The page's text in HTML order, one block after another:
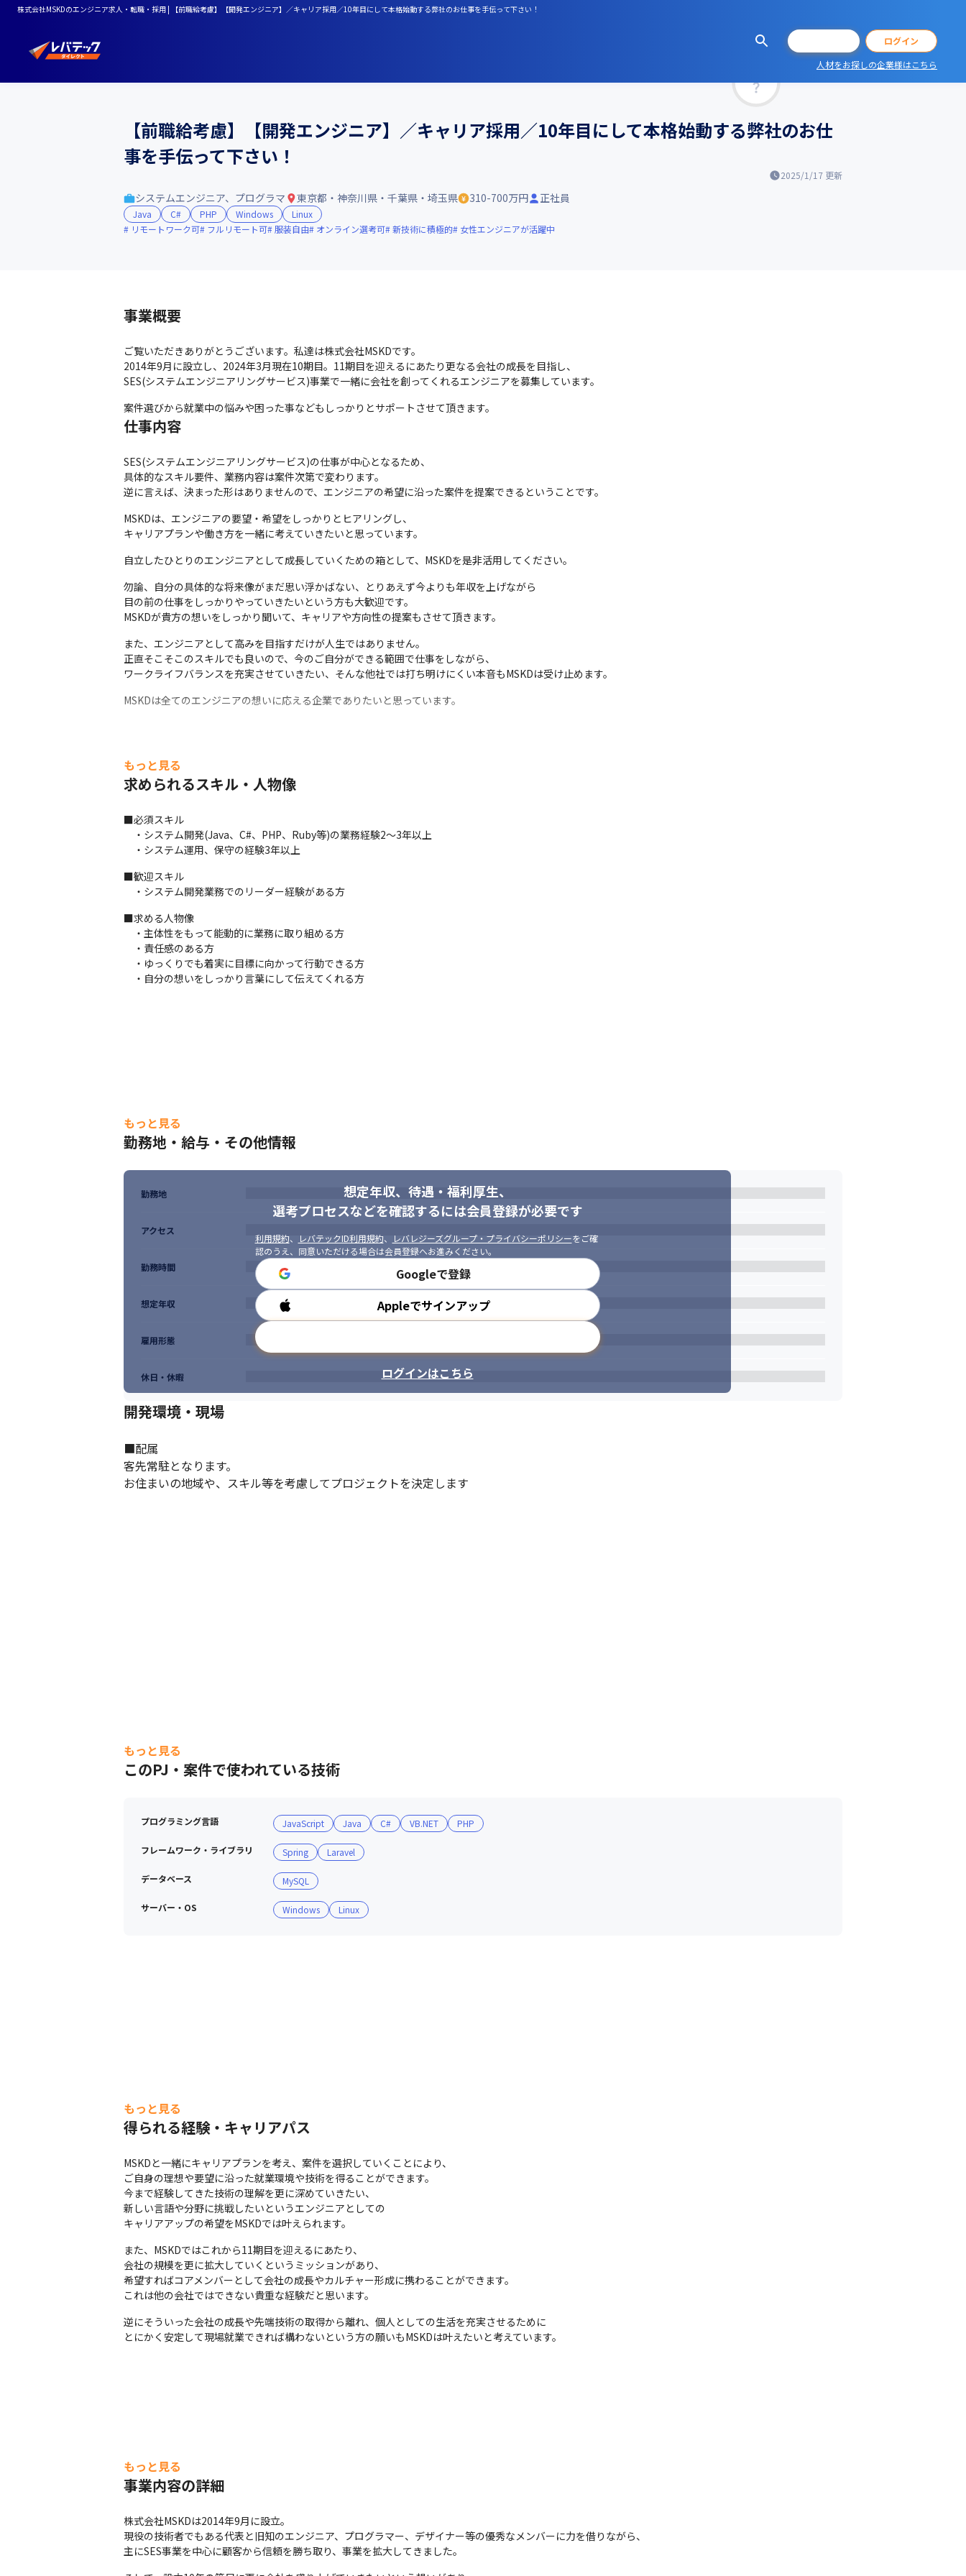
株式会社MSKDのエンジニア求人・転職・採用 | 【前職給考慮】【開発エンジニア】／キャリア採用／10年目にして本格始動する弊社のお仕事を手伝って下さい！
ログイン
人材をお探しの企業様はこちら
【前職給考慮】【開発エンジニア】／キャリア採用／10年目にして本格始動する弊社のお仕
事を手伝って下さい！
2025/1/17 更新
システムエンジニア、プログラマ 東京都・神奈川県・千葉県・埼玉県 310-700万円 正社員
Java C# PHP Windows
Linux
リモートワーク可
フルリモート可 服装自由 オンライン選考可 新技術に積極的 女性エンジニアが活躍中
事業概要
ご覧いただきありがとうございます。私達は株式会社MSKDです。
2014年9月に設立し、2024年3月現在10期目。11期目を迎えるにあたり更なる会社の成長を目指し、
SES(システムエンジニアリングサービス)事業で一緒に会社を創ってくれるエンジニアを募集しています。
案件選びから就業中の悩みや困った事などもしっかりとサポートさせて頂きます。
仕事内容
SES(システムエンジニアリングサービス)の仕事が中心となるため、
具体的なスキル要件、業務内容は案件次第で変わります。
逆に言えば、決まった形はありませんので、エンジニアの希望に沿った案件を提案できるということです。
MSKDは、エンジニアの要望・希望をしっかりとヒアリングし、
キャリアプランや働き方を一緒に考えていきたいと思っています。
自立したひとりのエンジニアとして成長していくための箱として、MSKDを是非活用してください。
勿論、自分の具体的な将来像がまだ思い浮かばない、とりあえず今よりも年収を上げながら
目の前の仕事をしっかりやっていきたいという方も大歓迎です。
MSKDが貴方の想いをしっかり聞いて、キャリアや方向性の提案もさせて頂きます。
また、エンジニアとして高みを目指すだけが人生ではありません。
正直そこそこのスキルでも良いので、今のご自分ができる範囲で仕事をしながら、
ワークライフバランスを充実させていきたい、そんな他社では打ち明けにくい本音もMSKDは受け止めます。
MSKDは全てのエンジニアの想いに応える企業でありたいと思っています。
もっと見る
求められるスキル・人物像
■必須スキル
・システム開発(Java、C#、PHP、Ruby等)の業務経験2～3年以上
・システム運用、保守の経験3年以上
■歓迎スキル
・システム開発業務でのリーダー経験がある方
■求める人物像
・主体性をもって能動的に業務に取り組める方
・責任感のある方
・ゆっくりでも着実に目標に向かって行動できる方
・自分の想いをしっかり言葉にして伝えてくれる方
もっと見る
勤務地・給与・その他情報
想定年収、待遇・福利厚生、
選考プロセスなどを確認するには会員登録が必要です
利用規約、 レバテックID利用規約、 レバレジーズグループ・プライバシーポリシーをご確
認のうえ、同意いただける場合は会員登録へお進みください。
Googleで登録
Appleでサインアップ
ログインはこちら
勤務地
アクセス
勤務時間
想定年収
雇用形態
休日・休暇
開発環境・現場
■配属
客先常駐となります。
お住まいの地域や、スキル等を考慮してプロジェクトを決定します
もっと見る
このPJ・案件で使われている技術
プログラミング言語 JavaScript Java C# VB.NET PHP
フレームワーク・ライブラリ Spring Laravel
データベース MySQL
サーバー・OS Windows Linux
もっと見る
得られる経験・キャリアパス
MSKDと一緒にキャリアプランを考え、案件を選択していくことにより、
ご自身の理想や要望に沿った就業環境や技術を得ることができます。
今まで経験してきた技術の理解を更に深めていきたい、
新しい言語や分野に挑戦したいというエンジニアとしての
キャリアアップの希望をMSKDでは叶えられます。
また、MSKDではこれから11期目を迎えるにあたり、
会社の規模を更に拡大していくというミッションがあり、
希望すればコアメンバーとして会社の成長やカルチャー形成に携わることができます。
これは他の会社ではできない貴重な経験だと思います。
逆にそういった会社の成長や先端技術の取得から離れ、個人としての生活を充実させるために
とにかく安定して現場就業できれば構わないという方の願いもMSKDは叶えたいと考えています。
もっと見る
事業内容の詳細
株式会社MSKDは2014年9月に設立。
現役の技術者でもある代表と旧知のエンジニア、プログラマー、デザイナー等の優秀なメンバーに力を借りながら、
主にSES事業を中心に顧客から信頼を勝ち取り、事業を拡大してきました。